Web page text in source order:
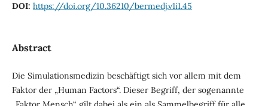
DOI: https://doi.org/10.36210/bermedj.v1i1.45
Abstract
Die Simulationsmedizin beschäftigt sich vor allem mit dem
Faktor der „Human Factors“. Dieser Begriff, der sogenannte